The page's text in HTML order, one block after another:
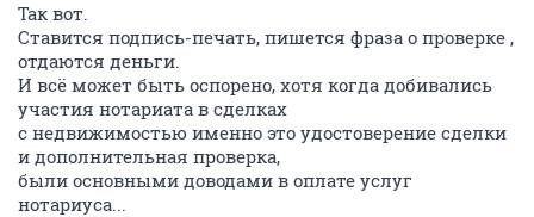
Так вот.
Ставится подпись-печать, пишется фраза о проверке ,
отдаются деньги.
И всё может быть оспорено, хотя когда добивались
участия нотариата в сделках
с недвижимостью именно это удостоверение сделки
и дополнительная проверка,
были основными доводами в оплате услуг
нотариуса...